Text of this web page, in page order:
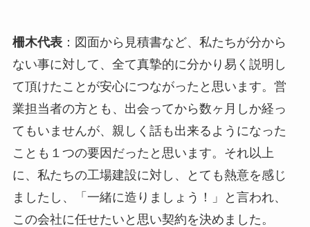
柵木代表：図面から見積書など、私たちが分から
ない事に対して、全て真摯的に分かり易く説明し
て頂けたことが安心につながったと思います。営
業担当者の方とも、出会ってから数ヶ月しか経っ
てもいませんが、親しく話も出来るようになった
ことも１つの要因だったと思います。それ以上
に、私たちの工場建設に対し、とても熱意を感じ
ましたし、「一緒に造りましょう！」と言われ、
この会社に任せたいと思い契約を決めました。